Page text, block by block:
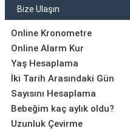
Bize Ulaşın
Online Kronometre
Online Alarm Kur
Yaş Hesaplama
İki Tarih Arasındaki Gün
Sayısını Hesaplama
Bebeğim kaç aylık oldu?
Uzunluk Çevirme